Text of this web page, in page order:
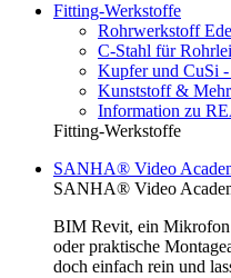
Fitting-Werkstoffe
Rohrwerkstoff
C-Stahl für
Kupfer und CuSi
Kunststoff &
Information zu
Fitting-Werkstoffe
SANHA® Video
SANHA® Video
BIM Revit, ein Mikrofon
oder praktische
doch einfach rein und